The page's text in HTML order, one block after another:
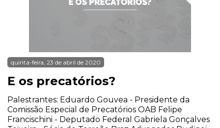
quinta-feira, 23 de abril de 2020
E os precatórios?
Palestrantes: Eduardo Gouvea - Presidente da
Comissão Especial de Precatórios OAB Felipe
Francischini - Deputado Federal Gabriela Gonçalves